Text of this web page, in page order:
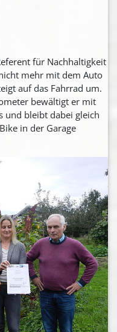
für Nachhaltigkeit
mehr mit dem Auto
auf das Fahrrad um.
bewältigt er mit
und bleibt dabei gleich
in der Garage